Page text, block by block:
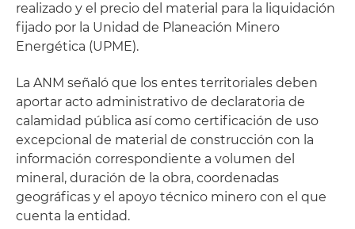
realizado y el precio del material para la liquidación
fijado por la Unidad de Planeación Minero
Energética (UPME).
La ANM señaló que los entes territoriales deben
aportar acto administrativo de declaratoria de
calamidad pública así como certificación de uso
excepcional de material de construcción con la
información correspondiente a volumen del
mineral, duración de la obra, coordenadas
geográficas y el apoyo técnico minero con el que
cuenta la entidad.